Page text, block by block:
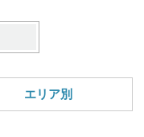
エリア別